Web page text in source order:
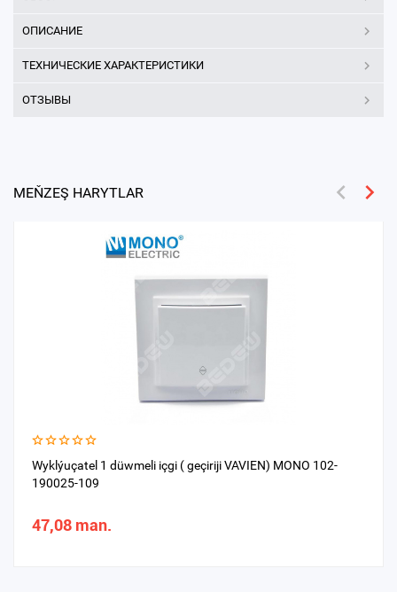
ОПИСАНИЕ
ТЕХНИЧЕСКИЕ ХАРАКТЕРИСТИКИ
ОТЗЫВЫ
MEŇZEŞ HARYTLAR
Wyklýuçatel 1 düwmeli içgi ( geçiriji VAVIEN) MONO 102-
190025-109
47,08 man.